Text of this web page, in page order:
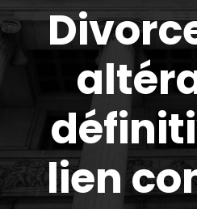
lien